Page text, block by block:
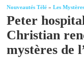
Nouveautés Télé »Les
Peter
Christian
mystères de